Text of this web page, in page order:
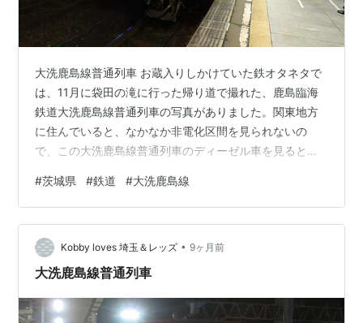
大洗鹿島線普通列車 お蔵入りしかけていた鉄オタネタで
は、11月に袋田の滝に行った帰り道で撮れた、鹿島臨海
鉄道大洗鹿島線普通列車の写真がありました。関東地方
に住んでいると、なかなか非電化区間を見られないの
で、この大洗鹿島線普通列車のディーゼル車を見ると遠
鹿島神宮駅から先の鹿島線が今は不便になっており、よ
ほどうまく計画を組まないと難しそうです。
#茨城県 #鉄道 #大洗鹿島線
Kobby loves 埼玉＆レッズ • 9ヶ月前
大洗鹿島線普通列車